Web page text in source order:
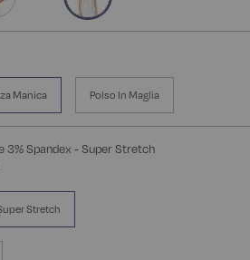
Manica Polso In Maglia
3% Spandex - Super Stretch
Stretch